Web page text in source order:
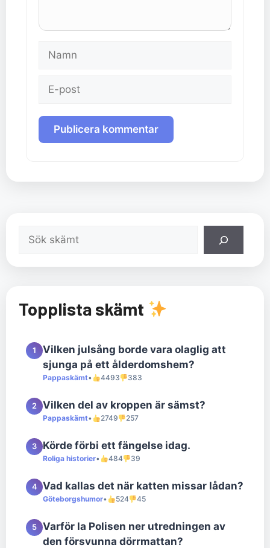
Namn
Sök
Topplista skämt
1
Vilken julsång borde vara olaglig att
sjunga på ett ålderdomshem?
Pappaskämt• 4493 383
2 Vilken del av kroppen är sämst?
Pappaskämt• 2749 257
3 Körde förbi ett fängelse idag.
Roliga historier• 484 39
4 Vad kallas det när katten missar lådan?
Göteborgshumor• 524 45
5
Varför la Polisen ner utredningen av
den försvunna dörrmattan?